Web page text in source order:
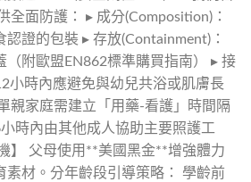
全面防護： ▸ 成分(Composition)：
證的包裝 ▸ 存放(Containment)：
（附歐盟EN862標準購買指南） ▸ 接
小時內應避免與幼兒共浴或肌膚長
親家庭需建立「用藥-看護」時間隔
時內由其他成人協助主要照護工
】 父母使用**美國黑金**增強體力
素材。分年齡段引導策略： 學齡前